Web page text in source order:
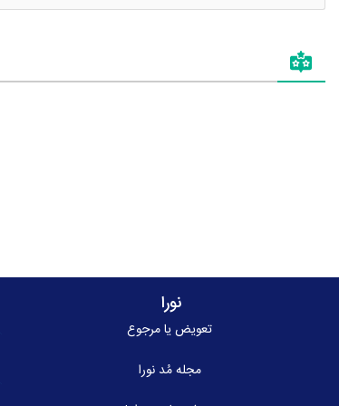
نورا
تعویض یا مرجوع
مجلهمُد نورا